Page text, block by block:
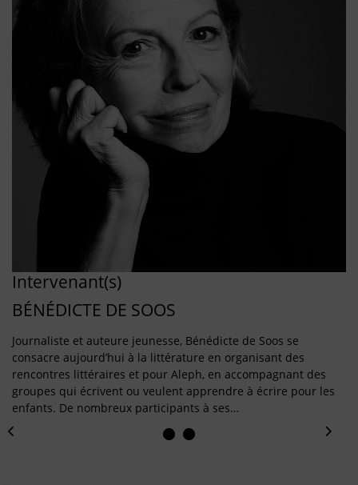
Intervenant(s)
BÉNÉDICTE DE SOOS
Journaliste et auteure jeunesse, Bénédicte de Soos se
consacre aujourd’hui à la littérature en organisant des
rencontres littéraires et pour Aleph, en accompagnant des
groupes qui écrivent ou veulent apprendre à écrire pour les
enfants. De nombreux participants à ses…